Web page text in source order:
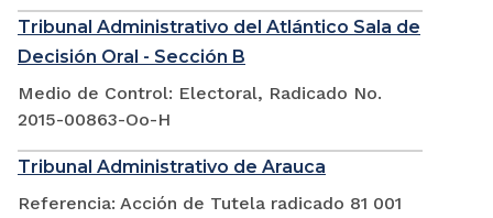
Tribunal Administrativo del Atlántico Sala de
Decisión Oral - Sección B
Medio de Control: Electoral, Radicado No.
2015-00863-Oo-H
Tribunal Administrativo de Arauca
Referencia: Acción de Tutela radicado 81 001